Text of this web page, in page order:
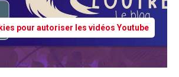
pour autoriser les vidéos Youtube